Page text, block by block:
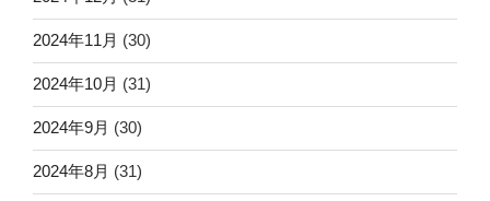
2024年11月 (30)
2024年10月 (31)
2024年9月 (30)
2024年8月 (31)